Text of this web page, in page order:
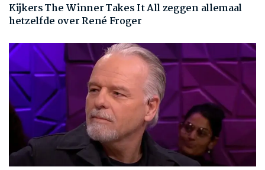
Kijkers The Winner Takes It All zeggen allemaal
hetzelfde over René Froger